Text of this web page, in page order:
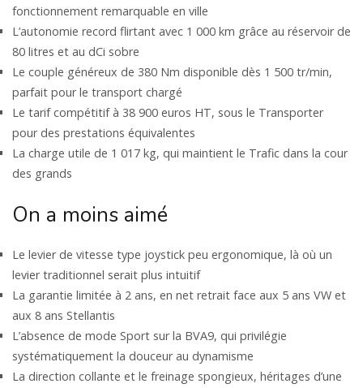
fonctionnement remarquable en ville
L’autonomie record flirtant avec 1 000 km grâce au réservoir de
80 litres et au dCi sobre
Le couple généreux de 380 Nm disponible dès 1 500 tr/min,
parfait pour le transport chargé
Le tarif compétitif à 38 900 euros HT, sous le Transporter
pour des prestations équivalentes
La charge utile de 1 017 kg, qui maintient le Trafic dans la cour
des grands
On a moins aimé
Le levier de vitesse type joystick peu ergonomique, là où un
levier traditionnel serait plus intuitif
La garantie limitée à 2 ans, en net retrait face aux 5 ans VW et
aux 8 ans Stellantis
L’absence de mode Sport sur la BVA9, qui privilégie
systématiquement la douceur au dynamisme
La direction collante et le freinage spongieux, héritages d’une